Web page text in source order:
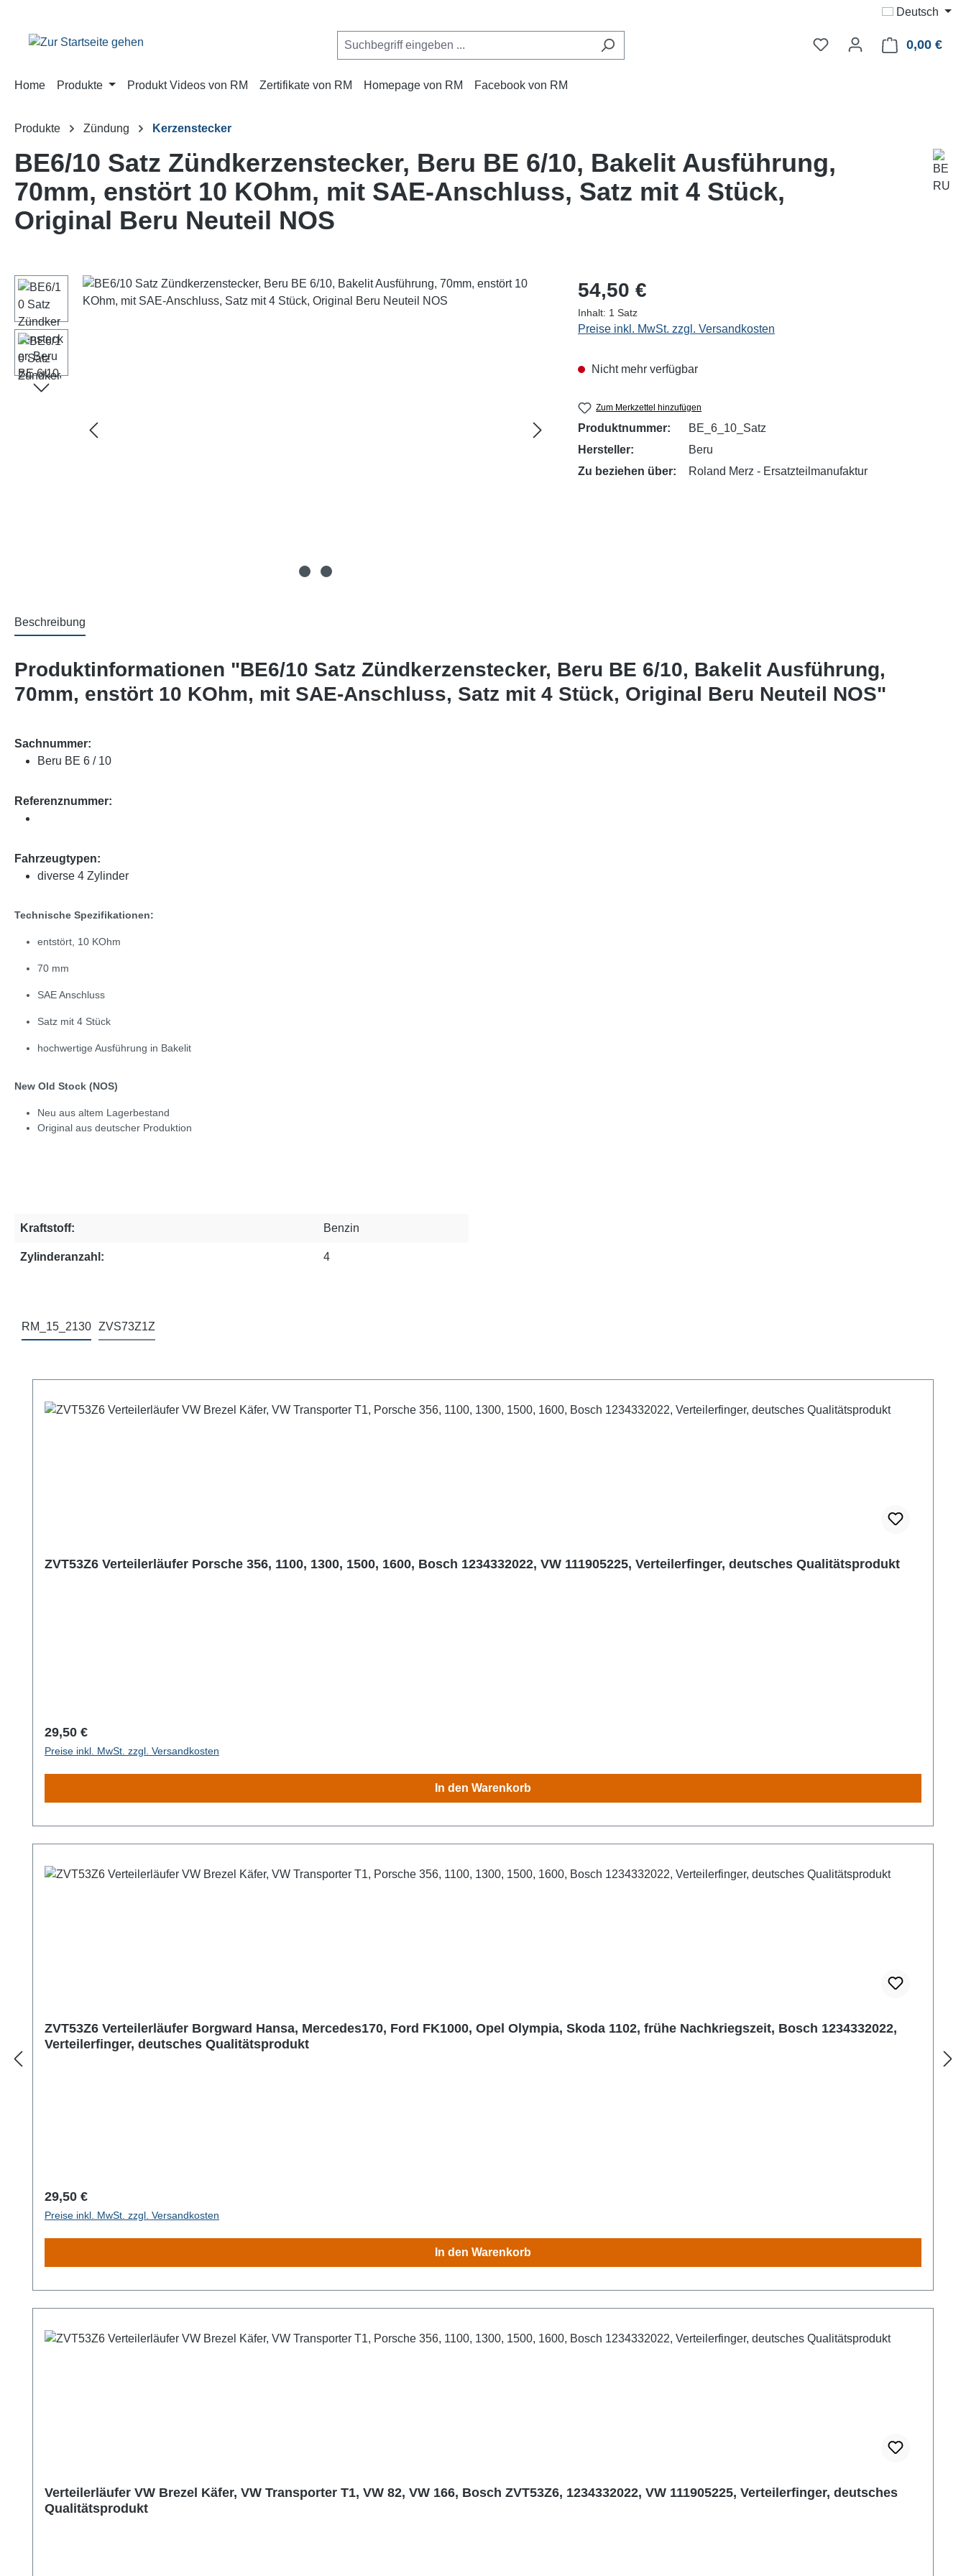
Deutsch
0,00 €
Home Produkte Produkt Videos von RM Zertifikate von RM Homepage von RM Facebook von RM
Produkte Zündung Kerzenstecker
BE6/10 Satz Zündkerzenstecker, Beru BE 6/10, Bakelit Ausführung,
70mm, enstört 10 KOhm, mit SAE-Anschluss, Satz mit 4 Stück,
Original Beru Neuteil NOS
Bildergalerie überspringen Regulärer Preis:
54,50 €
Inhalt: 1 Satz
Preise inkl. MwSt. zzgl. Versandkosten
Nicht mehr verfügbar
Zum Merkzettel hinzufügen
Produktnummer:
BE_6_10_Satz
Hersteller:
Beru
Zu beziehen über:
Roland Merz - Ersatzteilmanufaktur
Beschreibung
Produktinformationen "BE6/10 Satz Zündkerzenstecker, Beru BE 6/10, Bakelit Ausführung,
70mm, enstört 10 KOhm, mit SAE-Anschluss, Satz mit 4 Stück, Original Beru Neuteil NOS"
Sachnummer:
Beru BE 6 / 10
Referenznummer:
Fahrzeugtypen:
diverse 4 Zylinder
Technische Spezifikationen:
entstört, 10 KOhm
70 mm
SAE Anschluss
Satz mit 4 Stück
hochwertige Ausführung in Bakelit
New Old Stock (NOS)
Neu aus altem Lagerbestand
Original aus deutscher Produktion
Kraftstoff: Benzin
Zylinderanzahl: 4
RM_15_2130 ZVS73Z1Z
ZVT53Z6 Verteilerläufer Porsche 356, 1100, 1300, 1500, 1600, Bosch 1234332022, VW 111905225, Verteilerfinger, deutsches Qualitätsprodukt
Regulärer Preis:
29,50 €
Preise inkl. MwSt. zzgl. Versandkosten
In den Warenkorb
ZVT53Z6 Verteilerläufer Borgward Hansa, Mercedes170, Ford FK1000, Opel Olympia, Skoda 1102, frühe Nachkriegszeit, Bosch 1234332022,
Verteilerfinger, deutsches Qualitätsprodukt
Regulärer Preis:
29,50 €
Preise inkl. MwSt. zzgl. Versandkosten
In den Warenkorb
Verteilerläufer VW Brezel Käfer, VW Transporter T1, VW 82, VW 166, Bosch ZVT53Z6, 1234332022, VW 111905225, Verteilerfinger, deutsches
Qualitätsprodukt